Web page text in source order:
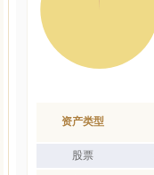
资产类型
股票